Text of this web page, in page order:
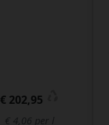
€ 202,95
€ 4,06 per l